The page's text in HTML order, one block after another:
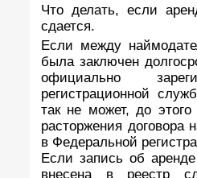
Что делать, если
сдается.
Если между
была заключен
официально
регистрационной
так не может, до
расторжения договора
в Федеральной
Если запись об
внесена в реестр